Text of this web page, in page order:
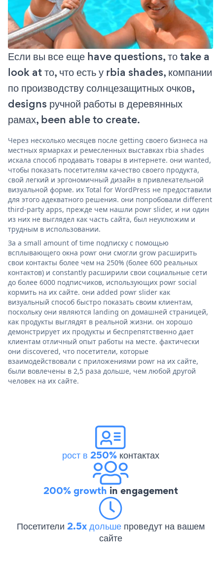
Если вы все еще have questions, то take a
look at то, что есть у rbia shades, компании
по производству солнцезащитных очков,
designs ручной работы в деревянных
рамах, been able to create.
Через несколько месяцев после getting своего бизнеса на
местных ярмарках и ремесленных выставках rbia shades
искала способ продавать товары в интернете. они wanted,
чтобы показать посетителям качество своего продукта,
свой легкий и эргономичный дизайн в привлекательной
визуальной форме. их Total for WordPress не предоставили
для этого адекватного решения. они попробовали different
third-party apps, прежде чем нашли powr slider, и ни один
из них не выглядел как часть сайта, был неуклюжим и
трудным в использовании.
За a small amount of time подписку с помощью
всплывающего окна powr они смогли grow расширить
свои контакты более чем на 250% (более 600 реальных
контактов) и constantly расширили свои социальные сети
до более 6000 подписчиков, использующих powr social
кормить на их сайте. они added powr slider как
визуальный способ быстро показать своим клиентам,
поскольку они являются landing on домашней страницей,
как продукты выглядят в реальной жизни. он хорошо
демонстрирует их продукты и беспрепятственно дает
клиентам отличный опыт работы на месте. фактически
они discovered, что посетители, которые
взаимодействовали с приложениями powr на их сайте,
были вовлечены в 2,5 раза дольше, чем любой другой
человек на их сайте.
рост в 250%контактах
200% growth in engagement
Посетители 2.5x дольше проведут на вашем
сайте